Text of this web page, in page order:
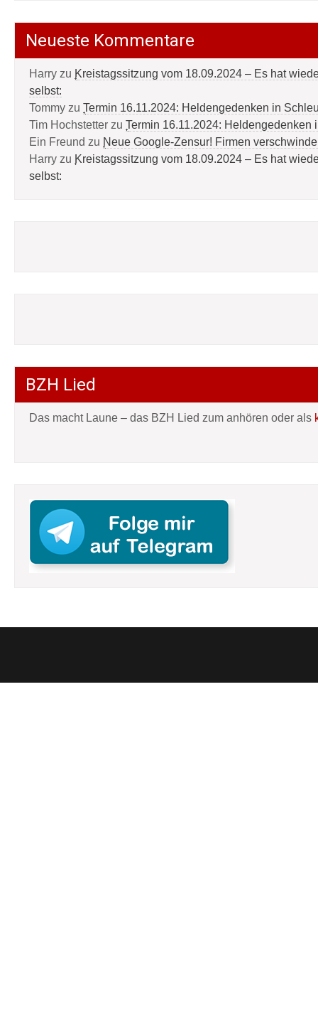
Neueste Kommentare
Harry zu Kreistagssitzung vom 18.09.2024 – Es hat
selbst:
Tommy zu Termin 16.11.2024: Heldengedenken in
Tim Hochstetter zu Termin 16.11.2024: Heldengedenken
Ein Freund zu Neue Google-Zensur! Firmen
Harry zu Kreistagssitzung vom 18.09.2024 – Es hat
selbst:
BZH Lied
Das macht Laune – das BZH Lied zum anhören oder als